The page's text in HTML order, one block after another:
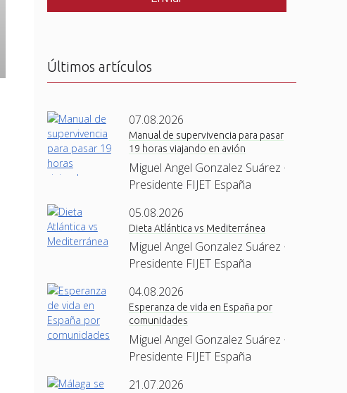
Últimos artículos
07.08.2026
Manual de supervivencia para pasar
19 horas viajando en avión
Miguel Angel Gonzalez Suárez ·
Presidente FIJET España
05.08.2026
Dieta Atlántica vs Mediterránea
Miguel Angel Gonzalez Suárez ·
Presidente FIJET España
04.08.2026
Esperanza de vida en España por
comunidades
Miguel Angel Gonzalez Suárez ·
Presidente FIJET España
21.07.2026